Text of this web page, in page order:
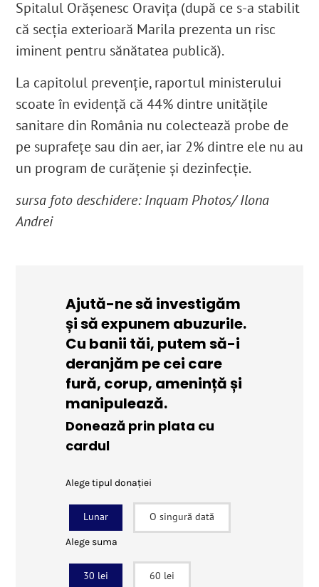
Spitalul Orășenesc Oravița (după ce s-a stabilit
că secția exterioară Marila prezenta un risc
iminent pentru sănătatea publică).
La capitolul prevenție, raportul ministerului
scoate în evidență că 44% dintre unitățile
sanitare din România nu colectează probe de
pe suprafețe sau din aer, iar 2% dintre ele nu au
un program de curățenie și dezinfecție.
sursa foto deschidere: Inquam Photos/ Ilona
Andrei
Ajută-ne să investigăm
și să expunem abuzurile.
Cu banii tăi, putem să-i
deranjăm pe cei care
fură, corup, amenință și
manipulează.
Donează prin plata cu
cardul
Alege tipul donației
Lunar O singură dată
Alege suma
30 lei 60 lei